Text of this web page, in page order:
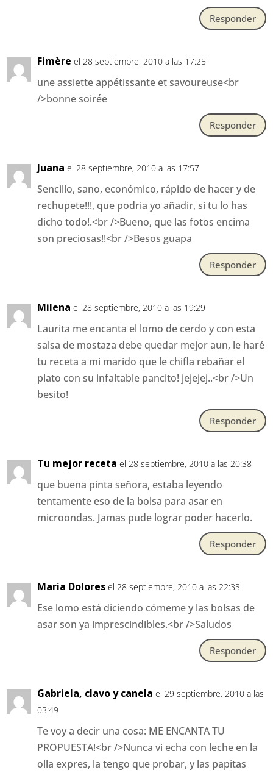
Responder
Fimère el 28 septiembre, 2010 a las 17:25
une assiette appétissante et savoureuse<br
/>bonne soirée
Responder
Juana el 28 septiembre, 2010 a las 17:57
Sencillo, sano, económico, rápido de hacer y de
rechupete!!!, que podria yo añadir, si tu lo has
dicho todo!.<br />Bueno, que las fotos encima
son preciosas!!<br />Besos guapa
Responder
Milena el 28 septiembre, 2010 a las 19:29
Laurita me encanta el lomo de cerdo y con esta
salsa de mostaza debe quedar mejor aun, le haré
tu receta a mi marido que le chifla rebañar el
plato con su infaltable pancito! jejejej..<br />Un
besito!
Responder
Tu mejor receta el 28 septiembre, 2010 a las 20:38
que buena pinta señora, estaba leyendo
tentamente eso de la bolsa para asar en
microondas. Jamas pude lograr poder hacerlo.
Responder
Maria Dolores el 28 septiembre, 2010 a las 22:33
Ese lomo está diciendo cómeme y las bolsas de
asar son ya imprescindibles.<br />Saludos
Responder
Gabriela, clavo y canela el 29 septiembre, 2010 a las
03:49
Te voy a decir una cosa: ME ENCANTA TU
PROPUESTA!<br />Nunca vi echa con leche en la
olla expres, la tengo que probar, y las papitas